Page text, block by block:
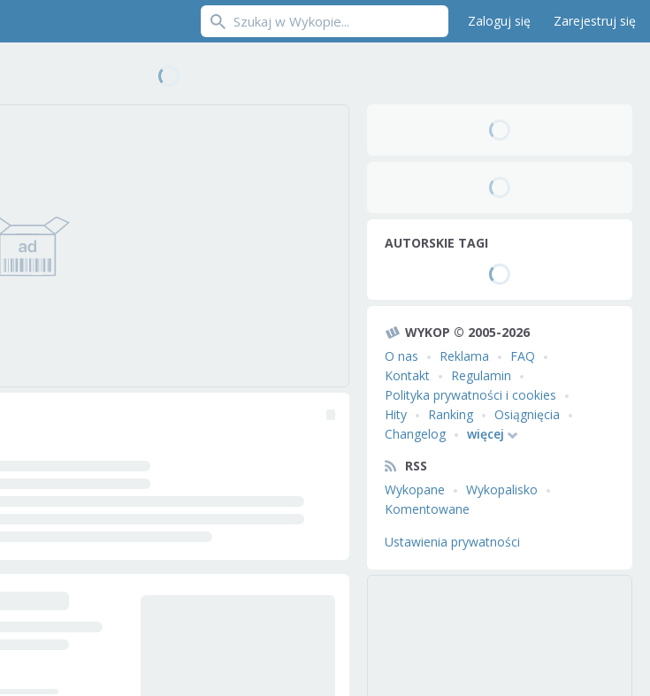
Zaloguj się Zarejestruj się
AUTORSKIE TAGI
WYKOP © 2005-2026
O nas
Reklama
FAQ
Kontakt
Regulamin
Polityka prywatności i cookies
Hity
Ranking
Osiągnięcia
Changelog
więcej
RSS
Wykopane
Wykopalisko
Komentowane
Ustawienia prywatności